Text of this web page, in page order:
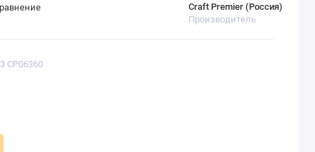
CP06360
Craft Premier (Россия)
Производитель